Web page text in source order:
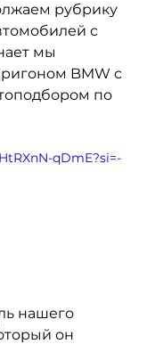
рубрику
с
мы
BMW с
по
qDmE?si=-
нашего
он